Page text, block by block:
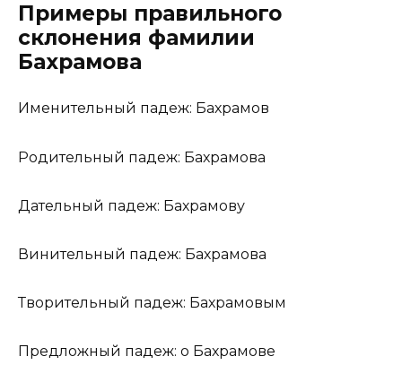
Примеры правильного
склонения фамилии
Бахрамова
Именительный падеж: Бахрамов
Родительный падеж: Бахрамова
Дательный падеж: Бахрамову
Винительный падеж: Бахрамова
Творительный падеж: Бахрамовым
Предложный падеж: о Бахрамове